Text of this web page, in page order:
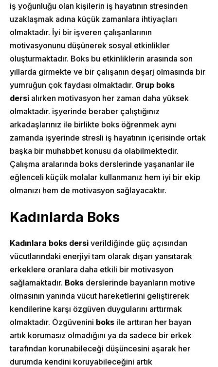
iş yoğunluğu olan kişilerin iş hayatının stresinden
uzaklaşmak adına küçük zamanlara ihtiyaçları
olmaktadır. İyi bir işveren çalışanlarının
motivasyonunu düşünerek sosyal etkinlikler
oluşturmaktadır. Boks bu etkinliklerin arasında son
yıllarda girmekte ve bir çalışanın deşarj olmasında bir
yumruğun çok faydası olmaktadır. Grup boks
dersi alırken motivasyon her zaman daha yüksek
olmaktadır. işyerinde beraber çalıştığınız
arkadaşlarınız ile birlikte boks öğrenmek aynı
zamanda işyerinde stresli iş hayatının içerisinde ortak
başka bir muhabbet konusu da olabilmektedir.
Çalışma aralarında boks derslerinde yaşananlar ile
eğlenceli küçük molalar kullanmanız hem iyi bir ekip
olmanızı hem de motivasyon sağlayacaktır.
Kadınlarda Boks
Kadınlara boks dersi verildiğinde güç açısından
vücutlarındaki enerjiyi tam olarak dışarı yansıtarak
erkeklere oranlara daha etkili bir motivasyon
sağlamaktadır. Boks derslerinde bayanların motive
olmasının yanında vücut hareketlerini geliştirerek
kendilerine karşı özgüven duygularını arttırmak
olmaktadır. Özgüvenini boks ile arttıran her bayan
artık korumasız olmadığını ya da sadece bir erkek
tarafından korunabileceği düşüncesini aşarak her
durumda kendini koruyabileceğini artık
Home
About Us
Classes
Shop